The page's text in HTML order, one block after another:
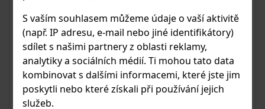
S vaším souhlasem můžeme údaje o vaší aktivitě
(např. IP adresu, e-mail nebo jiné identifikátory)
sdílet s našimi partnery z oblasti reklamy,
analytiky a sociálních médií. Ti mohou tato data
kombinovat s dalšími informacemi, které jste jim
poskytli nebo které získali při používání jejich
služeb.
Spojka
Nerezová spojka. Kompatibilní s rámovou trubkou
MOD 6930. Balení obsahuje 2 ks.